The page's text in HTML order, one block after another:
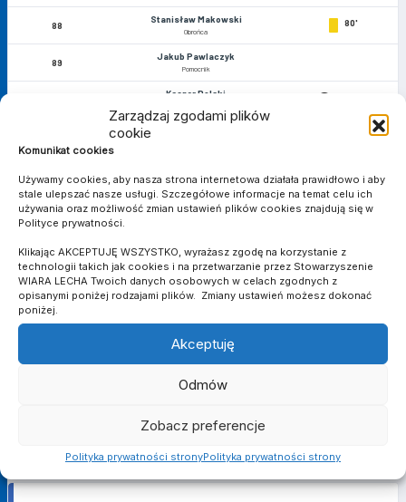
Zarządzaj zgodami plików
cookie
Komunikat cookies
Używamy cookies, aby nasza strona internetowa działała prawidłowo i aby
stale ulepszać nasze usługi. Szczegółowe informacje na temat celu ich
używania oraz możliwość zmian ustawień plików cookies znajdują się w
Polityce prywatności.
Klikając AKCEPTUJĘ WSZYSTKO, wyrażasz zgodę na korzystanie z
technologii takich jak cookies i na przetwarzanie przez Stowarzyszenie
WIARA LECHA Twoich danych osobowych w celach zgodnych z
opisanymi poniżej rodzajami plików. Zmiany ustawień możesz dokonać
poniżej.
Akceptuję
Odmów
Zobacz preferencje
Polityka prywatności stronyPolityka prywatności strony
88
Stanisław Makowski
Obrońca
80'
89
Jakub Pawlaczyk
Pomocnik
Kacper Dolski
Bramkarz
FIZJOTERAPEUTA: WERONIKA JURKOWSKA
MACIEJ ŁASZYŃSKI